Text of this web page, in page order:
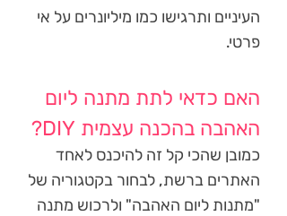
העיניים ותרגישו כמו מיליונרים על אי
פרטי.
האם כדאי לתת מתנה ליום
האהבה בהכנה עצמית DIY?
כמובן שהכי קל זה להיכנס לאחד
האתרים ברשת, לבחור בקטגוריה של
"מתנות ליום האהבה" ולרכוש מתנה